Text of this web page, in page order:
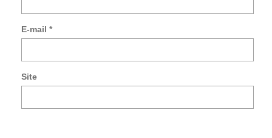
E-mail *
Site